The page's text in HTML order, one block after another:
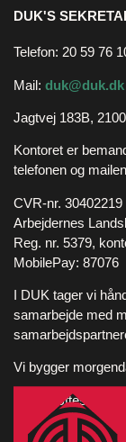
DUK'S
Telefon: 20 59 76
Mail: duk@duk.dk
Jagtvej 183B,
Kontoret er
telefonen og
CVR-nr. 30402219
Arbejdernes
Reg. nr. 5379,
MobilePay: 87076
I DUK tager vi
samarbejde med
Vi bygger
DUK støttes af